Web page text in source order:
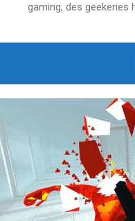
gaming, des geekeries